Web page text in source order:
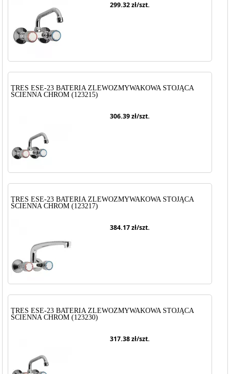
299.32zł/szt.
TRES ESE-23 BATERIA ZLEWOZMYWAKOWA STOJĄCA
ŚCIENNA CHROM (123215)
306.39zł/szt.
TRES ESE-23 BATERIA ZLEWOZMYWAKOWA STOJĄCA
ŚCIENNA CHROM (123217)
384.17zł/szt.
TRES ESE-23 BATERIA ZLEWOZMYWAKOWA STOJĄCA
ŚCIENNA CHROM (123230)
317.38zł/szt.